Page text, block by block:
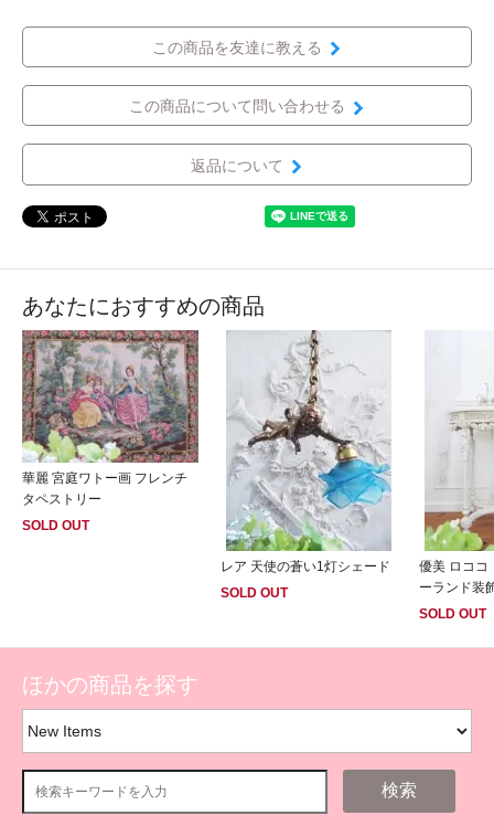
この商品を友達に教える
この商品について問い合わせる
返品について
あなたにおすすめの商品
華麗 宮庭ワトー画 フレンチ
タペストリー
SOLD OUT
レア 天使の蒼い1灯シェード
SOLD OUT
優美 ロココ
ーランド装
SOLD OUT
ほかの商品を探す
検索